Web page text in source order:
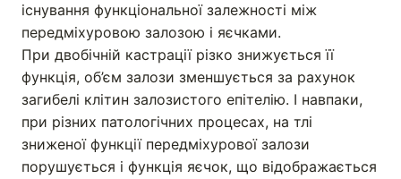
існування функціональної залежності між
передміхуровою залозою і яєчками.
При двобічній кастрації різко знижується її
функція, об’єм залози зменшується за рахунок
загибелі клітин залозистого епітелію. І навпаки,
при різних патологічних процесах, на тлі
зниженої функції передміхурової залози
порушується і функція яєчок, що відображається